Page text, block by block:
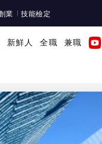
業 技能檢定
新鮮人 全職 兼職